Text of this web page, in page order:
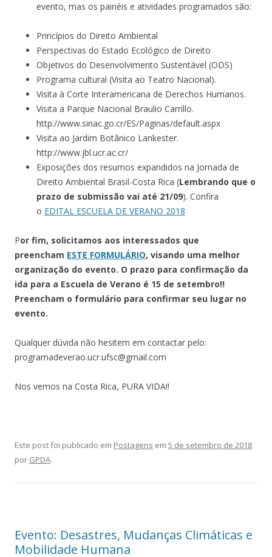
evento, mas os painéis e atividades programados são:
Princípios do Direito Ambiental
Perspectivas do Estado Ecológico de Direito
Objetivos do Desenvolvimento Sustentável (ODS)
Programa cultural (Visita ao Teatro Nacional).
Visita à Corte Interamericana de Derechos Humanos.
Visita a Parque Nacional Braulio Carrillo.
http://www.sinac.go.cr/ES/Paginas/default.aspx
Visita ao Jardim Botânico Lankester.
http://www.jbl.ucr.ac.cr/
Exposições dos resumos expandidos na Jornada de
Direito Ambiental Brasil-Costa Rica (Lembrando que o
prazo de submissão vai até 21/09). Confira
o EDITAL ESCUELA DE VERANO 2018
Por fim, solicitamos aos interessados que
preencham ESTE FORMULÁRIO, visando uma melhor
organização do evento. O prazo para confirmação da
ida para a Escuela de Verano é 15 de setembro!!
Preencham o formulário para confirmar seu lugar no
evento.
Qualquer dúvida não hesitem em contactar pelo:
programadeverao.ucr.ufsc@gmail.com
Nos vemos na Costa Rica, PURA VIDA!!
Este post foi publicado em Postagens em 5 de setembro de 2018
por GPDA.
Evento: Desastres, Mudanças Climáticas e
Mobilidade Humana